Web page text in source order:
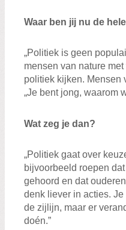
Waar ben jij nu de
„Politiek is geen
mensen van nature
politiek kijken. Mensen
„Je bent jong, waarom
Wat zeg je dan?
„Politiek gaat over
bijvoorbeeld roepen
gehoord en dat
denk liever in acties.
de zijlijn, maar er
doén.”